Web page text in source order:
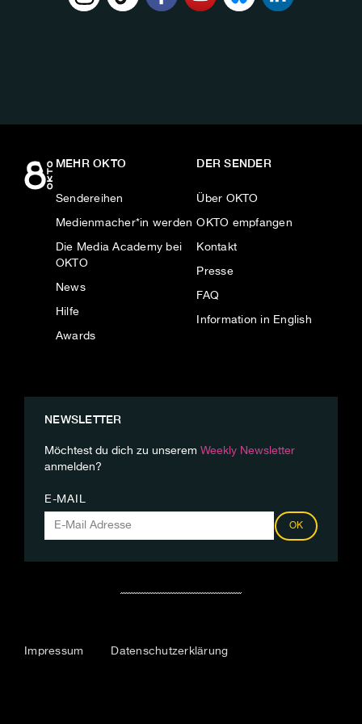
MEHR OKTO
Sendereihen
Medienmacher*in werden
Die Media Academy bei
OKTO
News
Hilfe
Awards
DER SENDER
Über OKTO
OKTO empfangen
Kontakt
Presse
FAQ
Information in English
NEWSLETTER
Möchtest du dich zu unserem Weekly Newsletter
anmelden?
E-MAIL
OK
Impressum Datenschutzerklärung